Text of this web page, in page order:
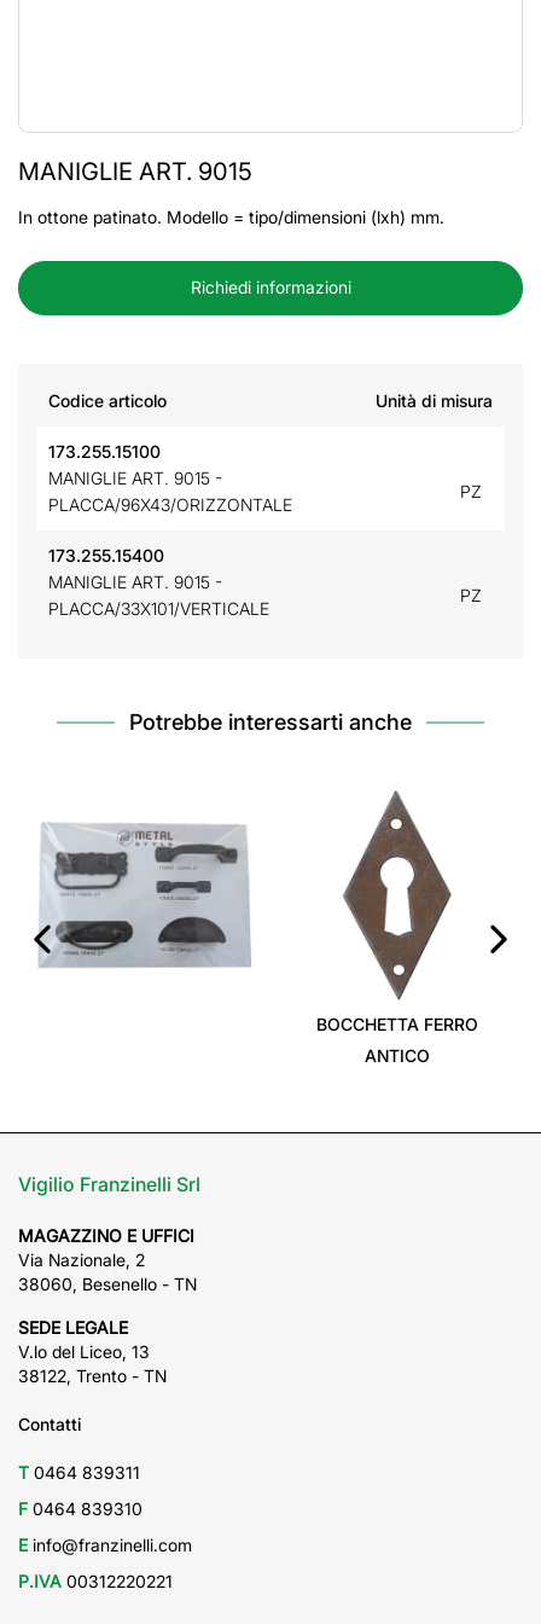
MANIGLIE ART. 9015
In ottone patinato. Modello = tipo/dimensioni (lxh) mm.
Richiedi informazioni
Codice articolo Unità di misura
173.255.15100
MANIGLIE ART. 9015 -
PLACCA/96X43/ORIZZONTALE
PZ
173.255.15400
MANIGLIE ART. 9015 -
PLACCA/33X101/VERTICALE
PZ
Potrebbe interessarti anche
BOCCHETTA FERRO
ANTICO
Vigilio Franzinelli Srl
MAGAZZINO E UFFICI
Via Nazionale, 2
38060, Besenello - TN
SEDE LEGALE
V.lo del Liceo, 13
38122, Trento - TN
Contatti
T 0464 839311
F 0464 839310
E info@franzinelli.com
P.IVA 00312220221